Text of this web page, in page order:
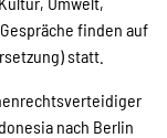
finden auf
statt.
nach Berlin